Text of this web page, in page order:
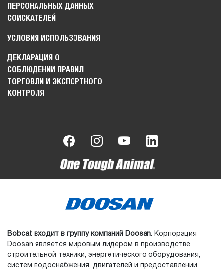
ПЕРСОНАЛЬНЫХ ДАННЫХ
СОИСКАТЕЛЕЙ
УСЛОВИЯ ИСПОЛЬЗОВАНИЯ
ДЕКЛАРАЦИЯ О
СОБЛЮДЕНИИ ПРАВИЛ
ТОРГОВЛИ И ЭКСПОРТНОГО
КОНТРОЛЯ
Bobcat входит в группу компаний Doosan. Корпорация
Doosan является мировым лидером в производстве
строительной техники, энергетического оборудования,
систем водоснабжения, двигателей и предоставлении